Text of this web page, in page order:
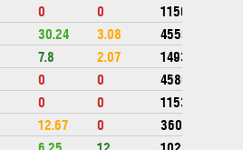
0 0
1156300
30.24 3.08
455577
7.8 2.07
1493197
0 0
458000
0 0
1153200
12.67 0
360580